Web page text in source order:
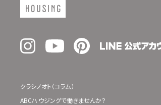
クラシノオト（コラム）
ABCハウジングで働きませんか？